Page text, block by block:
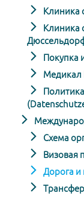
Клиника
Клиника
Покупка
Медикал
Схема
Визовая
Дорога